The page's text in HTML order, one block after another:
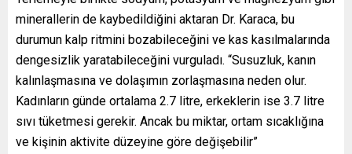
minerallerin de kaybedildiğini aktaran Dr. Karaca, bu
durumun kalp ritmini bozabileceğini ve kas kasılmalarında
dengesizlik yaratabileceğini vurguladı. “Susuzluk, kanın
kalınlaşmasına ve dolaşımın zorlaşmasına neden olur.
Kadınların günde ortalama 2.7 litre, erkeklerin ise 3.7 litre
sıvı tüketmesi gerekir. Ancak bu miktar, ortam sıcaklığına
ve kişinin aktivite düzeyine göre değişebilir”